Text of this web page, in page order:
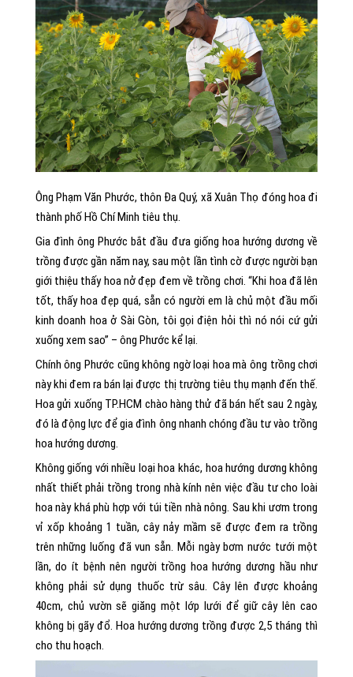
Ông Phạm Văn Phước, thôn Đa Quý, xã Xuân Thọ đóng hoa đi
thành phố Hồ Chí Minh tiêu thụ.
Gia đình ông Phước bắt đầu đưa giống hoa hướng dương về
trồng được gần năm nay, sau một lần tình cờ được người bạn
giới thiệu thấy hoa nở đẹp đem về trồng chơi. “Khi hoa đã lên
tốt, thấy hoa đẹp quá, sẵn có người em là chủ một đầu mối
kinh doanh hoa ở Sài Gòn, tôi gọi điện hỏi thì nó nói cứ gửi
xuống xem sao” – ông Phước kể lại.
Chính ông Phước cũng không ngờ loại hoa mà ông trồng chơi
này khi đem ra bán lại được thị trường tiêu thụ mạnh đến thế.
Hoa gửi xuống TP.HCM chào hàng thử đã bán hết sau 2 ngày,
đó là động lực để gia đình ông nhanh chóng đầu tư vào trồng
hoa hướng dương.
Không giống với nhiều loại hoa khác, hoa hướng dương không
nhất thiết phải trồng trong nhà kính nên việc đầu tư cho loài
hoa này khá phù hợp với túi tiền nhà nông. Sau khi ươm trong
vỉ xốp khoảng 1 tuần, cây nảy mầm sẽ được đem ra trồng
trên những luống đã vun sẵn. Mỗi ngày bơm nước tưới một
lần, do ít bệnh nên người trồng hoa hướng dương hầu như
không phải sử dụng thuốc trừ sâu. Cây lên được khoảng
40cm, chủ vườn sẽ giăng một lớp lưới để giữ cây lên cao
không bị gãy đổ. Hoa hướng dương trồng được 2,5 tháng thì
cho thu hoạch.